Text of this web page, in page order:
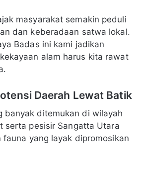
masyarakat semakin peduli
dan keberadaan satwa lokal.
Badas ini kami jadikan
alam harus kita rawat
Daerah Lewat Batik
banyak ditemukan di wilayah
serta pesisir Sangatta Utara
yang layak dipromosikan